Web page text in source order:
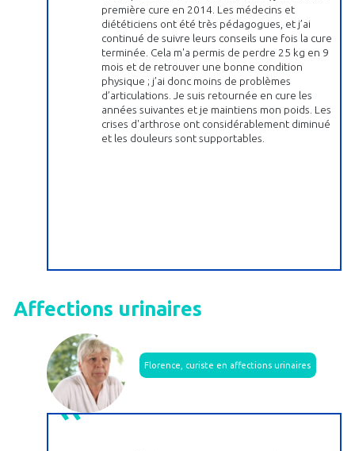
première cure en 2014. Les médecins et
diététiciens ont été très pédagogues, et j’ai
continué de suivre leurs conseils une fois la cure
terminée. Cela m'a permis de perdre 25 kg en 9
mois et de retrouver une bonne condition
physique ; j’ai donc moins de problèmes
d’articulations. Je suis retournée en cure les
années suivantes et je maintiens mon poids. Les
crises d'arthrose ont considérablement diminué
et les douleurs sont supportables.
Affections urinaires
Florence, curiste en affections urinaires